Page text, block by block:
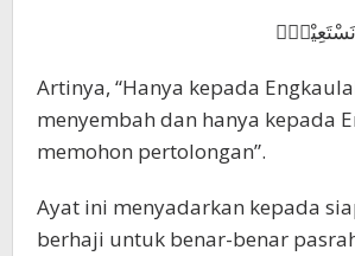
Artinya, “Hanya kepada
menyembah dan hanya kepada
memohon pertolongan”.
Ayat ini menyadarkan kepada
berhaji untuk benar-benar